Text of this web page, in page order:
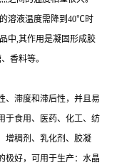
溶液温度需降到40℃时
中,其作用是凝固形成胶
香料等。
、滞度和滞后性，并且易
于食用、医药、化工、纺
增稠剂、乳化剂、胶凝
极好，可用于生产：水晶